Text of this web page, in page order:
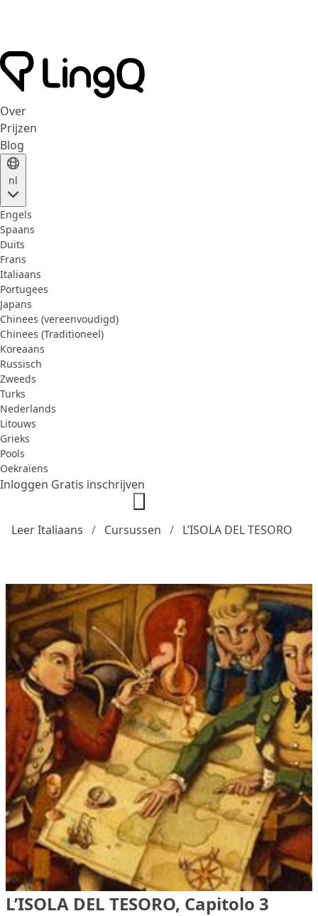
Over
Prijzen
Blog
nl
Engels
Spaans
Duits
Frans
Italiaans
Portugees
Japans
Chinees (vereenvoudigd)
Chinees (Traditioneel)
Koreaans
Russisch
Zweeds
Turks
Nederlands
Litouws
Grieks
Pools
Oekraïens
Inloggen Gratis inschrijven
Leer Italiaans Cursussen L’ISOLA DEL TESORO
L’ISOLA DEL TESORO, Capitolo 3